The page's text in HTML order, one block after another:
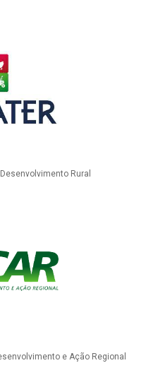
Rural
e Ação Regional